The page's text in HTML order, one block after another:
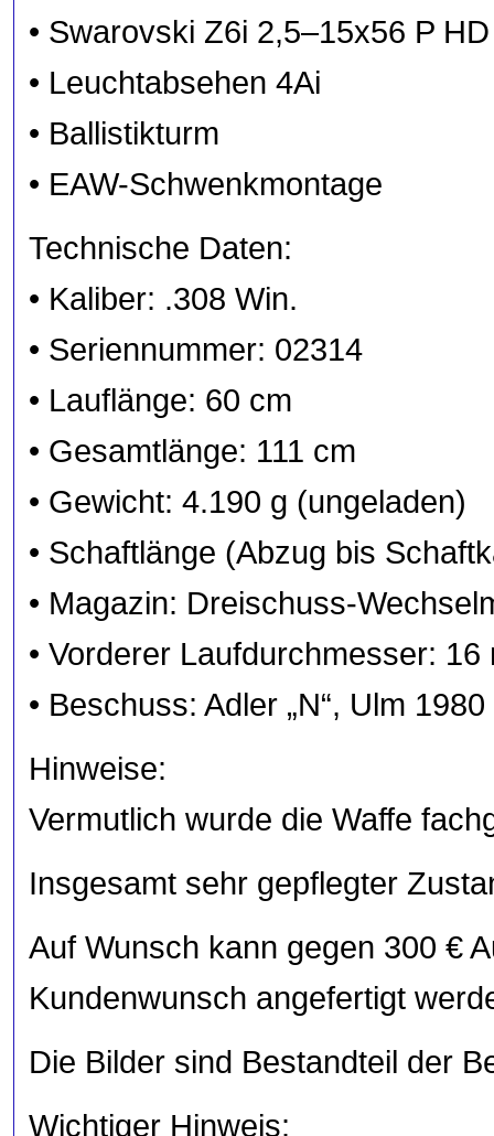
• Swarovski Z6i 2,5–15x56 P HD
• Leuchtabsehen 4Ai
• Ballistikturm
• EAW-Schwenkmontage
Technische Daten:
• Kaliber: .308 Win.
• Seriennummer: 02314
• Lauflänge: 60 cm
• Gesamtlänge: 111 cm
• Gewicht: 4.190 g (ungeladen)
• Schaftlänge (Abzug bis
• Magazin: Dreischuss-
• Vorderer Laufdurchmesser: 16
• Beschuss: Adler „N“, Ulm 1980
Hinweise:
Vermutlich wurde die Waffe
Insgesamt sehr gepflegter
Auf Wunsch kann gegen 300 €
Kundenwunsch angefertigt
Die Bilder sind Bestandteil der
Wichtiger Hinweis: